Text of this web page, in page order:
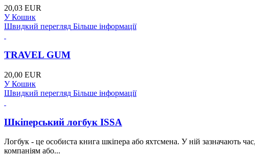
20,03 EUR
У Кошик
Швидкий перегляд Більше інформації
TRAVEL GUM
20,00 EUR
У Кошик
Швидкий перегляд Більше інформації
Шкіперський логбук ISSA
Логбук - це особиста книга шкіпера або яхтсмена. У ній зазначають
компаніям або...